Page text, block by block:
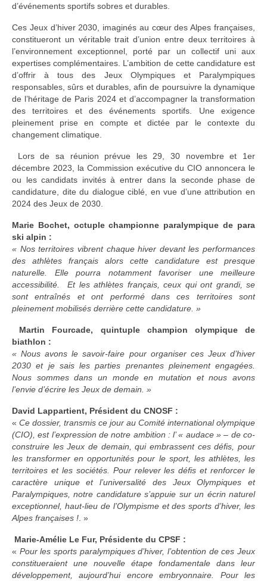
d’événements sportifs sobres et durables.
Ces Jeux d’hiver 2030, imaginés au cœur des Alpes françaises,
constitueront un véritable trait d’union entre deux territoires à
l’environnement exceptionnel, porté par un collectif uni aux
expertises complémentaires. L’ambition de cette candidature est
d’offrir à tous des Jeux Olympiques et Paralympiques
responsables, sûrs et durables, afin de poursuivre la dynamique
de l’héritage de Paris 2024 et d’accompagner la transformation
des territoires et des événements sportifs. Une exigence
pleinement prise en compte et dictée par le contexte du
changement climatique.
Lors de sa réunion prévue les 29, 30 novembre et 1er
décembre 2023, la Commission exécutive du CIO annoncera le
ou les candidats invités à entrer dans la seconde phase de
candidature, dite du dialogue ciblé, en vue d’une attribution en
2024 des Jeux de 2030.
Marie Bochet, octuple championne paralympique de para
ski alpin :
« Nos territoires vibrent chaque hiver devant les performances
des athlètes français alors cette candidature est presque
naturelle. Elle pourra notamment favoriser une meilleure
accessibilité. Et les athlètes français, ceux qui ont grandi, se
sont entraînés et ont performé dans ces territoires sont
pleinement mobilisés derrière cette candidature. »
Martin Fourcade, quintuple champion olympique de
biathlon :
« Nous avons le savoir-faire pour organiser ces Jeux d’hiver
2030 et je sais les parties prenantes pleinement engagées.
Nous sommes dans un monde en mutation et nous avons
l’envie d’écrire les Jeux de demain. »
David Lappartient, Président du CNOSF :
« Ce dossier, transmis ce jour au Comité international olympique
(CIO), est l’expression de notre ambition : l’ « audace » – de co-
construire les Jeux de demain, qui embrassent ces défis, pour
les transformer en opportunités pour le sport, les athlètes, les
territoires et les sociétés. Pour relever les défis et renforcer le
caractère unique et l’universalité des Jeux Olympiques et
Paralympiques, notre candidature s’appuie sur un écrin naturel
exceptionnel, haut-lieu de l’Olympisme et des sports d’hiver, les
Alpes françaises ! . »
Marie-Amélie Le Fur, Présidente du CPSF :
« Pour les sports paralympiques d’hiver, l’obtention de ces Jeux
constitueraient une nouvelle étape fondamentale dans leur
développement, aujourd’hui encore embryonnaire. Pour les